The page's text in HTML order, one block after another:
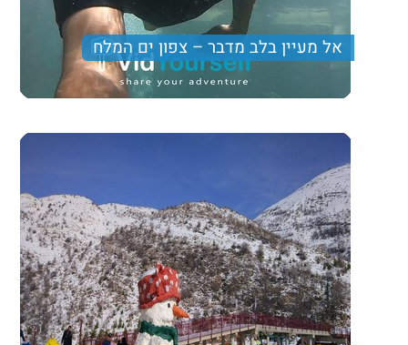
אל מעיין בלב מדבר – צפון ים המלח
טיול אל הלב הפועם של מדבר יהודה. נהיגה עצמית ברכבי
4X4, רייזרים, לאחר מכן נוריד את האבק ברחצה במי מעיין
Trip length